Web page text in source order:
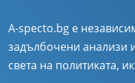
A-specto.bg е
задълбочени анализи
света на политиката,